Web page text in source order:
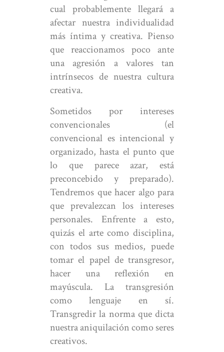
cual probablemente llegará a
afectar nuestra individualidad
más íntima y creativa. Pienso
que reaccionamos poco ante
una agresión a valores tan
intrínsecos de nuestra cultura
creativa.
Sometidos por intereses
convencionales (el
convencional es intencional y
organizado, hasta el punto que
lo que parece azar, está
preconcebido y preparado).
Tendremos que hacer algo para
que prevalezcan los intereses
personales. Enfrente a esto,
quizás el arte como disciplina,
con todos sus medios, puede
tomar el papel de transgresor,
hacer una reflexión en
mayúscula. La transgresión
como lenguaje en sí.
Transgredir la norma que dicta
nuestra aniquilación como seres
creativos.